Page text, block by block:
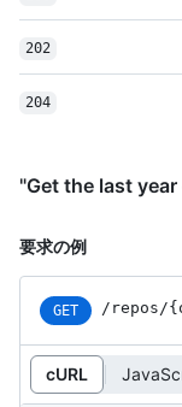
202
204
"Get the last
要求の例
GET /repos /
cURL